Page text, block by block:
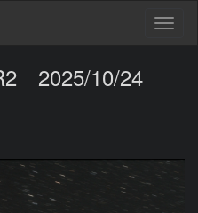
2025/10/24